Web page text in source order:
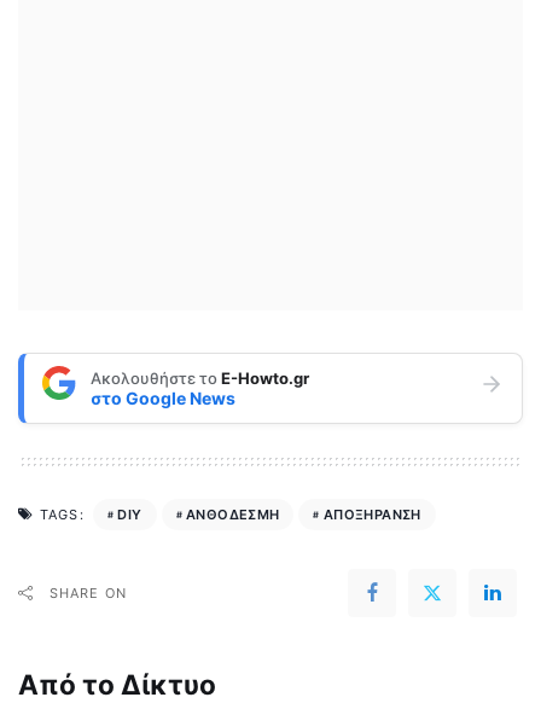
Ακολουθήστε τοE-Howto.gr
στο Google News
TAGS: DIY ΑΝΘΟΔΕΣΜΗ ΑΠΟΞΗΡΑΝΣΗ
SHARE ON
Από το Δίκτυο